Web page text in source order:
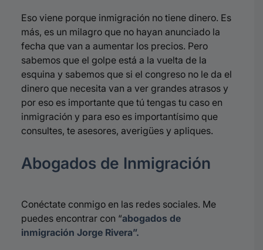
Eso viene porque inmigración no tiene dinero. Es
más, es un milagro que no hayan anunciado la
fecha que van a aumentar los precios. Pero
sabemos que el golpe está a la vuelta de la
esquina y sabemos que si el congreso no le da el
dinero que necesita van a ver grandes atrasos y
por eso es importante que tú tengas tu caso en
inmigración y para eso es importantísimo que
consultes, te asesores, averigües y apliques.
Abogados de Inmigración
Conéctate conmigo en las redes sociales. Me
puedes encontrar con “abogados de
inmigración Jorge Rivera”.